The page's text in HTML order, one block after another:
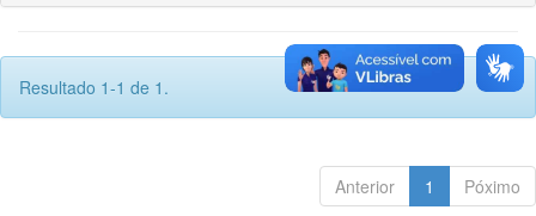
Resultado 1-1 de 1.
Anterior 1 Póximo